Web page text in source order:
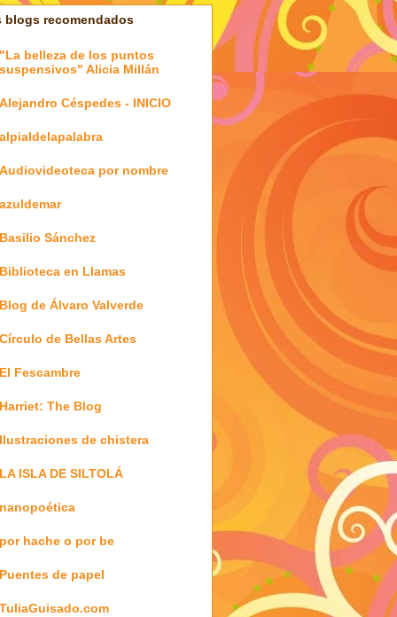
blogs recomendados
"La belleza de los puntos
suspensivos" Alicia Millán
Alejandro Céspedes - INICIO
alpialdelapalabra
Audiovideoteca por nombre
azuldemar
Basilio Sánchez
Biblioteca en Llamas
Blog de Álvaro Valverde
Círculo de Bellas Artes
El Fescambre
Harriet: The Blog
Ilustraciones de chistera
LA ISLA DE SILTOLÁ
nanopoética
por hache o por be
Puentes de papel
TuliaGuisado.com